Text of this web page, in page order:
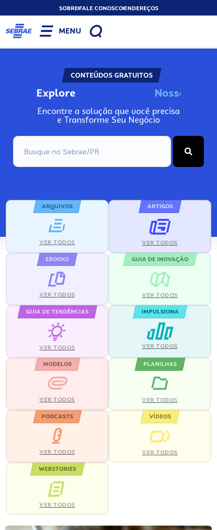
SOBREFALE CONOSCOENDEREÇOS
MENU
CONTEÚDOS GRATUITOS
Explore No
Encontre a solução que você precisa
e Transforme Seu Negócio
ARQUIVOS
VER TODOS
ARTIGOS
VER TODOS
EBOOKS
VER TODOS
GUIA DE INOVAÇÃO
VER TODOS
GUIA DE TENDÊNCIAS
VER TODOS
IMPULSIONA
VER TODOS
MODELOS
VER TODOS
PLANILHAS
VER TODOS
PODCASTS
VER TODOS
VÍDEOS
VER TODOS
WEBSTORIES
VER TODOS